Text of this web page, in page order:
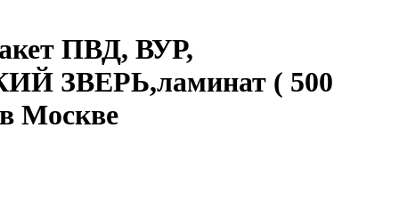
ПВД, ВУР,
ЗВЕРЬ,ламинат ( 500
Москве